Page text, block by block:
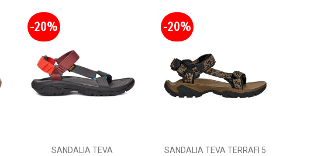
-20%
SANDALIA TEVA
-20%
SANDALIA TEVA TERRAFI 5